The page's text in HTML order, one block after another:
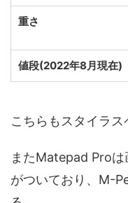
重さ
値段(2022年8月現在)
こちらもスタイラス
またMatepad Pro
がついており、M-